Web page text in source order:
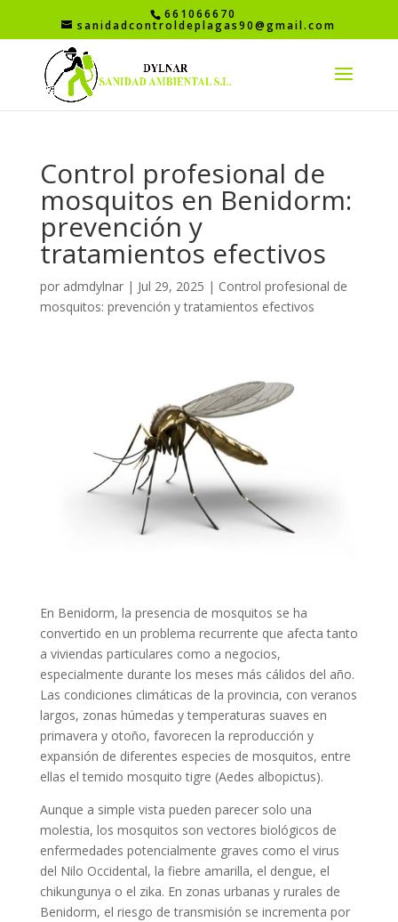
661066670
sanidadcontroldeplagas90@gmail.com
Control profesional de
mosquitos en Benidorm:
prevención y
tratamientos efectivos
por admdylnar| Jul 29, 2025 | Control profesional de
mosquitos: prevención y tratamientos efectivos
En Benidorm, la presencia de mosquitos se ha
convertido en un problema recurrente que afecta tanto
a viviendas particulares como a negocios,
especialmente durante los meses más cálidos del año.
Las condiciones climáticas de la provincia, con veranos
largos, zonas húmedas y temperaturas suaves en
primavera y otoño, favorecen la reproducción y
expansión de diferentes especies de mosquitos, entre
ellas el temido mosquito tigre (Aedes albopictus).
Aunque a simple vista pueden parecer solo una
molestia, los mosquitos son vectores biológicos de
enfermedades potencialmente graves como el virus
del Nilo Occidental, la fiebre amarilla, el dengue, el
chikungunya o el zika. En zonas urbanas y rurales de
Benidorm, el riesgo de transmisión se incrementa por